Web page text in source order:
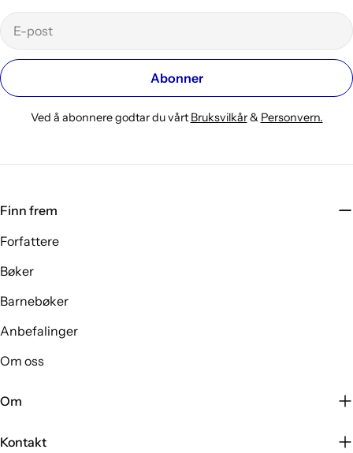
E-
post
Abonner
Ved å abonnere godtar du vårt Bruksvilkår& Personvern.
Finn frem
Forfattere
Bøker
Barnebøker
Anbefalinger
Om oss
Om
Kontakt